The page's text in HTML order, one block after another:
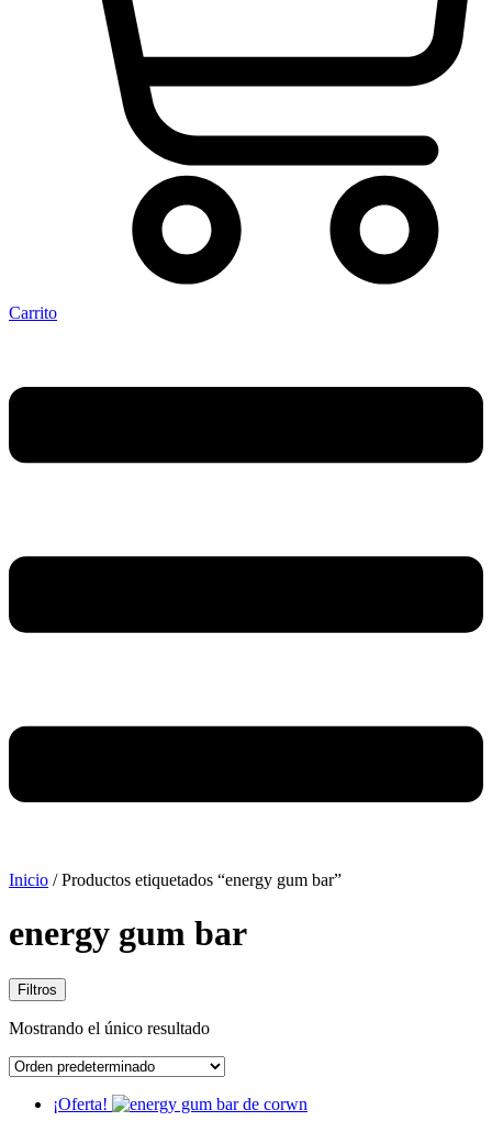
Carrito
Inicio / Productos etiquetados “energy gum bar”
energy gum bar
Filtros
Mostrando el único resultado
¡Oferta!